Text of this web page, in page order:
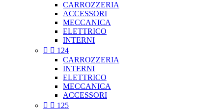
CARROZZERIA
ACCESSORI
MECCANICA
ELETTRICO
INTERNI
  124
CARROZZERIA
INTERNI
ELETTRICO
MECCANICA
ACCESSORI
  125